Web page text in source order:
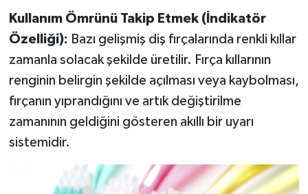
Kullanım Ömrünü Takip Etmek (İndikatör
Özelliği): Bazı gelişmiş diş fırçalarında renkli kıllar
zamanla solacak şekilde üretilir. Fırça kıllarının
renginin belirgin şekilde açılması veya kaybolması,
fırçanın yıprandığını ve artık değiştirilme
zamanının geldiğini gösteren akıllı bir uyarı
sistemidir.
Siyaset
Spor
Tavşanlı
Teknoloji
Video Galeri